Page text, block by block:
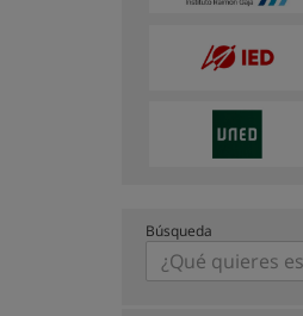
Búsqueda